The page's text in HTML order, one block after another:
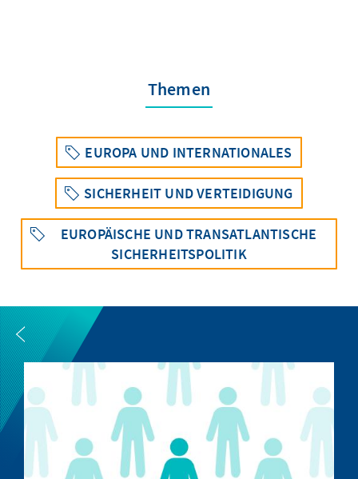
Themen
EUROPA UND INTERNATIONALES
SICHERHEIT UND VERTEIDIGUNG
EUROPÄISCHE UND TRANSATLANTISCHE
SICHERHEITSPOLITIK